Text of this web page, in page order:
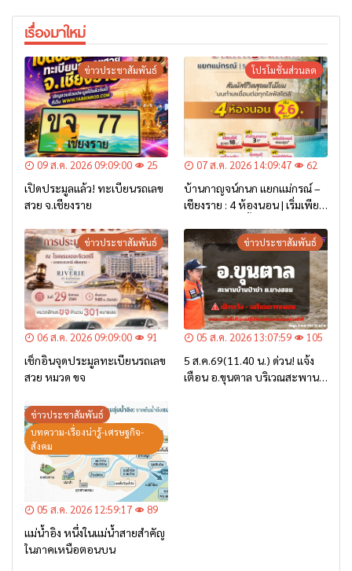
เรื่องมาใหม่
ข่าวประชาสัมพันธ์
09 ส.ค. 2026 09:09:00 25
เปิดประมูลแล้ว! ทะเบียนรถเลข
สวย จ.เชียงราย
โปรโมชั่นส่วนลด
07 ส.ค. 2026 14:09:47 62
บ้านกาญจน์กนก แยกแม่กรณ์ –
เชียงราย : 4 ห้องนอน | เริ่มเพียง
ข่าวประชาสัมพันธ์
06 ส.ค. 2026 09:09:00 91
เช็กอินจุดประมูลทะเบียนรถเลข
สวย หมวด ขจ
ข่าวประชาสัมพันธ์
05 ส.ค. 2026 13:07:59 105
5 ส.ค.69(11.40 น.) ด่วน! แจ้ง
เตือน อ.ขุนตาล บริเวณสะพาน
ข่าวประชาสัมพันธ์
บทความ-เรื่องน่ารู้-เศรษฐกิจ-
สังคม
05 ส.ค. 2026 12:59:17 89
แม่น้ำอิง หนึ่งในแม่น้ำสายสำคัญ
ในภาคเหนือตอนบน